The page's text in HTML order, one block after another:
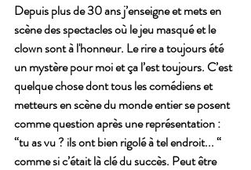
Depuis plus de 30 ans j’enseigne et mets en
scène des spectacles où le jeu masqué et le
clown sont à l'honneur. Le rire a toujours été
un mystère pour moi et ça l’est toujours. C’est
quelque chose dont tous les comédiens et
metteurs en scène du monde entier se posent
comme question après une représentation :
“tu as vu ? ils ont bien rigolé à tel endroit... “
comme si c’était là clé du succès. Peut être